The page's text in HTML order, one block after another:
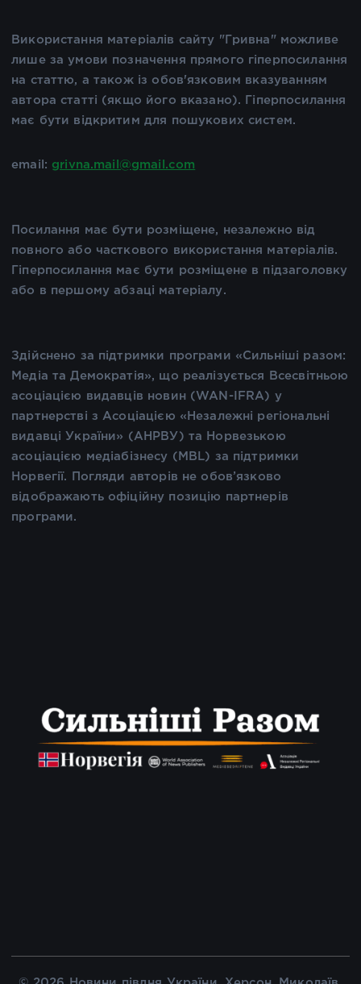
Використання матеріалів сайту "Гривна" можливе
лише за умови позначення прямого гіперпосилання
на статтю, а також із обов'язковим вказуванням
автора статті (якщо його вказано). Гіперпосилання
має бути відкритим для пошукових систем.
email: grivna.mail@gmail.com
Посилання має бути розміщене, незалежно від
повного або часткового використання матеріалів.
Гіперпосилання має бути розміщене в підзаголовку
або в першому абзаці матеріалу.
Здійснено за підтримки програми «Сильніші разом:
Медіа та Демократія», що реалізується Всесвітньою
асоціацією видавців новин (WAN-IFRA) у
партнерстві з Асоціацією «Незалежні регіональні
видавці України» (АНРВУ) та Норвезькою
асоціацією медіабізнесу (MBL) за підтримки
Норвегії. Погляди авторів не обов’язково
відображають офіційну позицію партнерів
програми.